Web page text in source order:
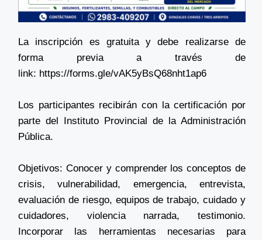
La inscripción es gratuita y debe realizarse de
forma previa a través de
link: https://forms.gle/vAK5yBsQ68nht1ap6
Los participantes recibirán con la certificación por
parte del Instituto Provincial de la Administración
Pública.
Objetivos: Conocer y comprender los conceptos de
crisis, vulnerabilidad, emergencia, entrevista,
evaluación de riesgo, equipos de trabajo, cuidado y
cuidadores, violencia narrada, testimonio.
Incorporar las herramientas necesarias para